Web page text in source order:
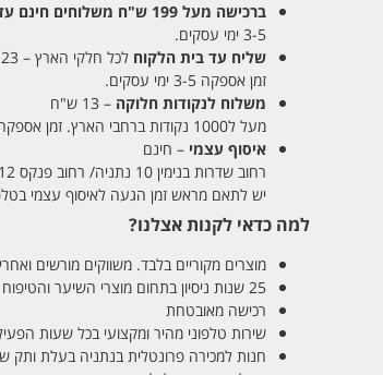
ברכישה מעל 199 ש"ח משלוחים חינם
3-5 ימי עסקים.
שליח עד בית הלקוח לכל חלקי הארץ – 23 ש"ח
זמן אספקה 3-5 ימי עסקים.
משלוח לנקודות חלוקה – 13 ש"ח
מעל ל1000 נקודות ברחבי הארץ. זמן אספקה 5-8 ימי עסקים.
איסוף עצמי – חינם
רחוב שדרות בנימין 10 נתניה/ רחוב פנקס 12 נתניה – לבחירתכם
יש לתאם מראש זמן הגעה לאיסוף עצמי בטלפון 09-
למה כדאי לקנות אצלנו?
מוצרים מקוריים בלבד. משווקים מורשים
25 שנות ניסיון בתחום מוצרי השיער והטיפוח
רכישה מאובטחת
שירות טלפוני מהיר ומקצועי בכל שעות
חנות למכירה פרונטלית בנתניה בעלת ותק של 23